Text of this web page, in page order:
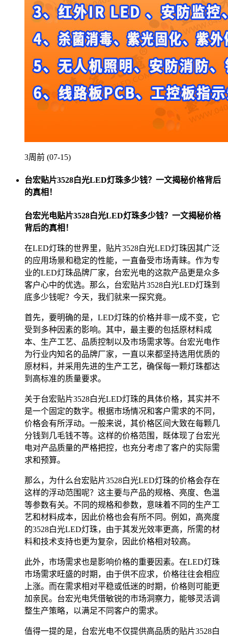
3周前 (07-15)
台宏贴片3528白光LED灯珠多少钱？一文揭秘价格背后
的真相！
台宏光电贴片3528白光LED灯珠多少钱？一文揭秘价格
背后的真相！
在LED灯珠的世界里，贴片3528白光LED灯珠因其广泛
的应用场景和稳定的性能，一直备受市场青睐。作为专
业的LED灯珠品牌厂家，台宏光电的这款产品更是众多
客户心中的优选。那么，台宏贴片3528白光LED灯珠到
底多少钱呢？今天，我们就来一探究竟。
首先，要明确的是，LED灯珠的价格并非一成不变，它
受到多种因素的影响。其中，最主要的包括原材料成
本、生产工艺、品质控制以及市场需求等。台宏光电作
为行业内知名的品牌厂家，一直以来都坚持选用优质的
原材料，并采用先进的生产工艺，确保每一颗灯珠都达
到高标准的质量要求。
关于台宏贴片3528白光LED灯珠的具体价格，其实并不
是一个固定的数字。根据市场情况和客户需求的不同，
价格会有所浮动。一般来说，其价格区间大致在每颗几
分钱到几毛钱不等。这样的价格范围，既体现了台宏光
电对产品质量的严格把控，也充分考虑了客户的实际需
求和预算。
那么，为什么台宏贴片3528白光LED灯珠的价格会存在
这样的浮动范围呢？这主要与产品的规格、亮度、色温
等参数有关。不同的规格和参数，意味着不同的生产工
艺和材料成本，因此价格也会有所不同。例如，高亮度
的3528白光LED灯珠，由于其发光效率更高，所需的材
料和技术支持也更为复杂，因此价格相对较高。
此外，市场需求也是影响价格的重要因素。在LED灯珠
市场需求旺盛的时期，由于供不应求，价格往往会相应
上涨。而在需求相对平稳或低迷的时期，价格则可能更
加亲民。台宏光电凭借敏锐的市场洞察力，能够灵活调
整生产策略，以满足不同客户的需求。
值得一提的是，台宏光电不仅提供高品质的贴片3528白